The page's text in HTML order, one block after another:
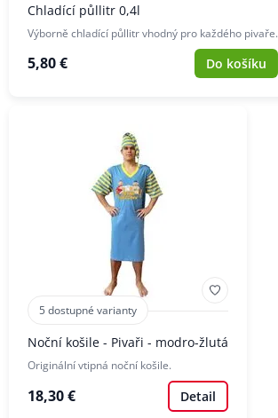
Chladící půllitr 0,4l
Výborně chladící půllitr vhodný pro každého pivaře.
5,80 € Do košíku
5 dostupné varianty
Noční košile - Pivaři - modro-žlutá
Originální vtipná noční košile.
18,30 € Detail